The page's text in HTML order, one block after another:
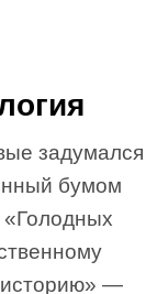
задумался
бумом
«Голодных
историю» —